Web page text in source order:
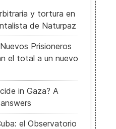
y tortura en
de Naturpaz
Prisioneros
el total a un nuevo
in Gaza? A
el Observatorio